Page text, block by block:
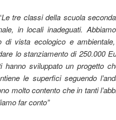
Le tre classi della scuola
in locali inadeguati.
di vista ecologico e
lo stanziamento di 250.000
hanno sviluppato un progetto
le superfici seguendo
molto contento che in tanti
far conto”